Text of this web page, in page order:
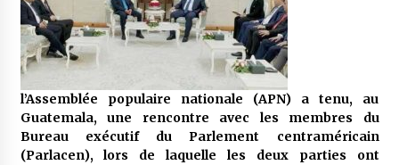
5 ans ago
Le bouc de l’Au-delà
5 ans ago
Le monstrueux vieillard (Un récit du Sud
l’Assemblée populaire nationale (APN) a tenu, au
Guatemala, une rencontre avec les membres du
Bureau exécutif du Parlement centraméricain
(Parlacen), lors de laquelle les deux parties ont